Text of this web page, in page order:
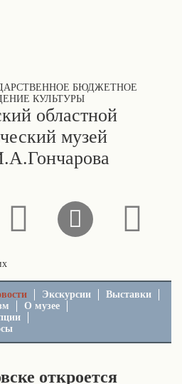
БЮДЖЕТНОЕ
КУЛЬТУРЫ
областной
музей
Экскурсии
Выставки
О музее
откроется